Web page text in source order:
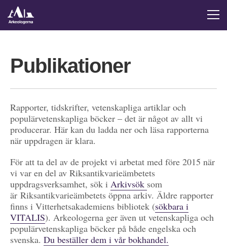
Publikationer
Rapporter, tidskrifter, vetenskapliga artiklar och
populärvetenskapliga böcker – det är något av allt vi
producerar. Här kan du ladda ner och läsa rapporterna
när uppdragen är klara.
För att ta del av de projekt vi arbetat med före 2015 när
vi var en del av Riksantikvarieämbetets
uppdragsverksamhet, sök i Arkivsök som
är Riksantikvarieämbetets öppna arkiv. Äldre rapporter
finns i Vitterhetsakademiens bibliotek (sökbara i
VITALIS). Arkeologerna ger även ut vetenskapliga och
populärvetenskapliga böcker på både engelska och
svenska. Du beställer dem i vår bokhandel.